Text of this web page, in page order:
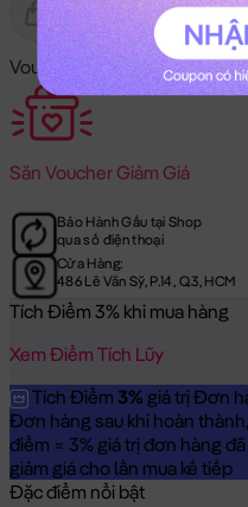
Gửi Tặng
Voucher Mã Khuyến Mãi:
Săn Voucher Giảm Giá
Bảo Hành Gấu tại Shop
qua số điện thoại
Cửa Hàng:
486 Lê Văn Sỹ, P.14, Q.3, HCM
Tích Điểm 3% khi mua hàng
Xem Điểm Tích Lũy
Tích Điểm 3% giá trị Đơn
Đơn hàng sau khi hoàn
điểm = 3% giá trị đơn hàng
giảm giá cho lần mua kế tiếp
Đặc điểm nổi bật